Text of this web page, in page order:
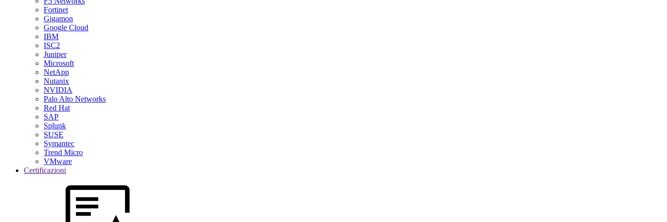
Fortinet
Gigamon
Google Cloud
IBM
ISC2
Juniper
Microsoft
NetApp
Nutanix
NVIDIA
Palo Alto Networks
Red Hat
SAP
Splunk
SUSE
Symantec
Trend Micro
VMware
Certificazioni